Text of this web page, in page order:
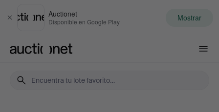
Cerrar
Auctionet
Disponible en Google Play Mostrar